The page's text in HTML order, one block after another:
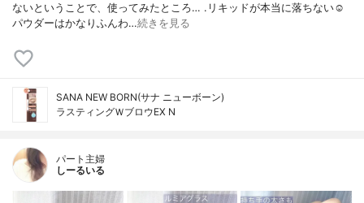
ないということで、使ってみたところ… .リキッドが本当に落ちない☺️
パウダーはかなりふんわ…続きを見る
SANA NEW BORN(サナ ニューボーン)
ラスティングＷブロウEX N
パート主婦
しーるいる